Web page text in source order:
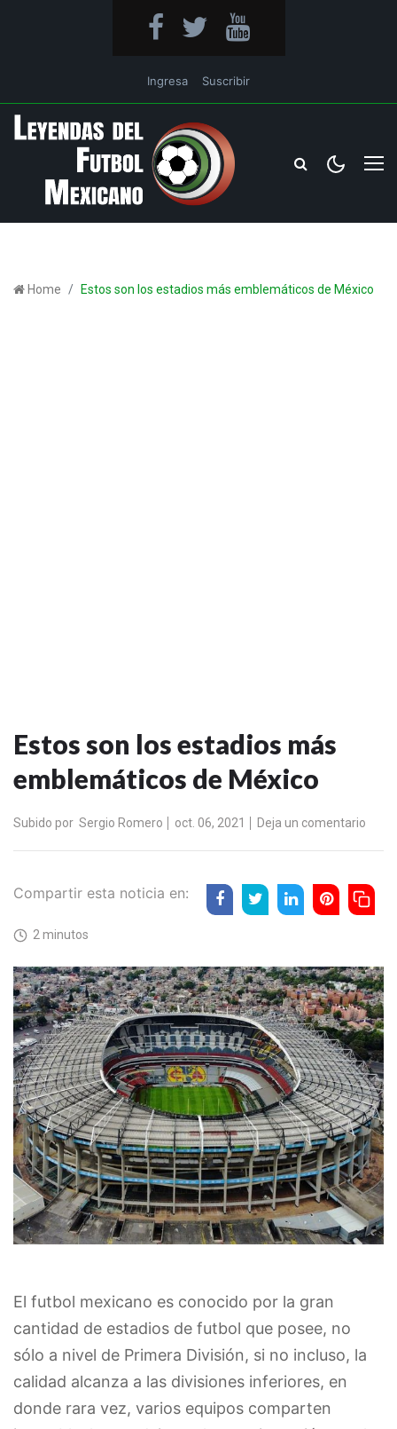
Ingresa Suscribir
Home Estos son los estadios más emblemáticos de México
Estos son los estadios más
emblemáticos de México
Subido por Sergio Romero oct. 06, 2021 Deja un comentario
Compartir esta noticia en:
2 minutos
El futbol mexicano es conocido por la gran
cantidad de estadios de futbol que posee, no
sólo a nivel de Primera División, si no incluso, la
calidad alcanza a las divisiones inferiores, en
donde rara vez, varios equipos comparten